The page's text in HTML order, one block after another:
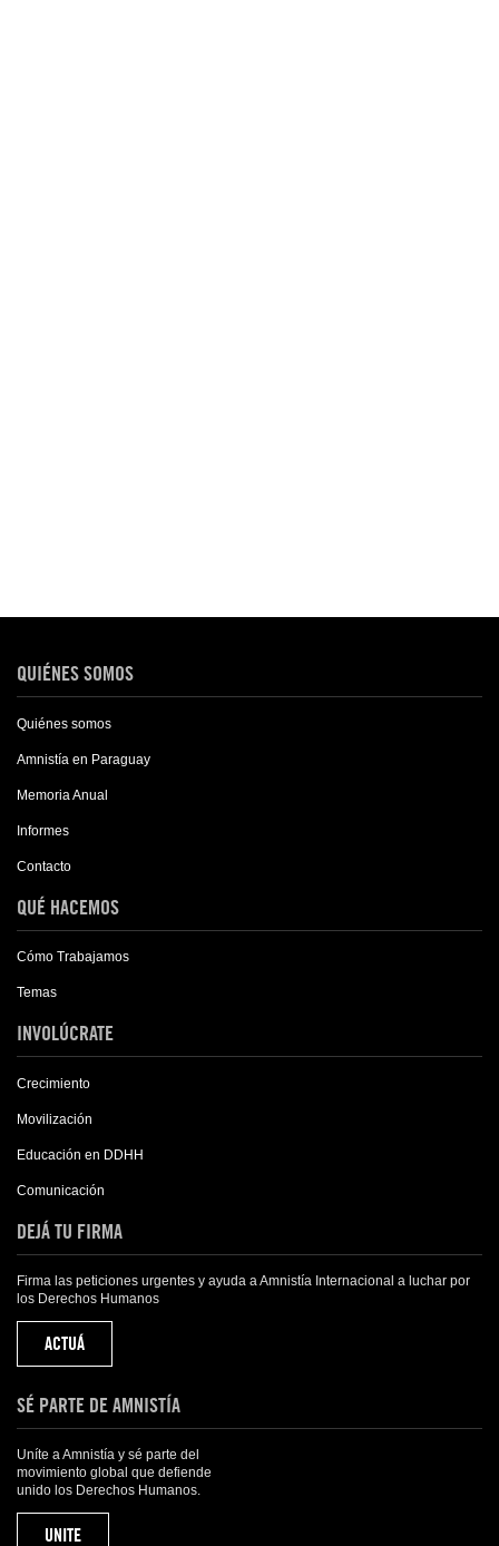
QUIÉNES SOMOS
Quiénes somos
Amnistía en Paraguay
Memoria Anual
Informes
Contacto
QUÉ HACEMOS
Cómo Trabajamos
Temas
INVOLÚCRATE
Crecimiento
Movilización
Educación en DDHH
Comunicación
DEJÁ TU FIRMA
Firma las peticiones urgentes y ayuda a Amnistía Internacional a luchar por
los Derechos Humanos
ACTUÁ
SÉ PARTE DE AMNISTÍA
Uníte a Amnistía y sé parte del
movimiento global que defiende
unido los Derechos Humanos.
UNITE